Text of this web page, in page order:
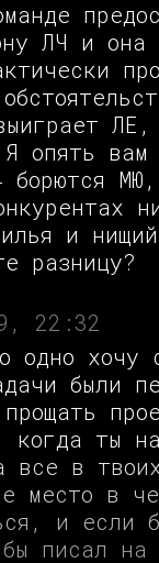
ЛЧ и она
ЛЕ,
опять вам
борются
и
разницу?
22:32
одно хочу
были
когда ты
все в
место в
и если
писал на